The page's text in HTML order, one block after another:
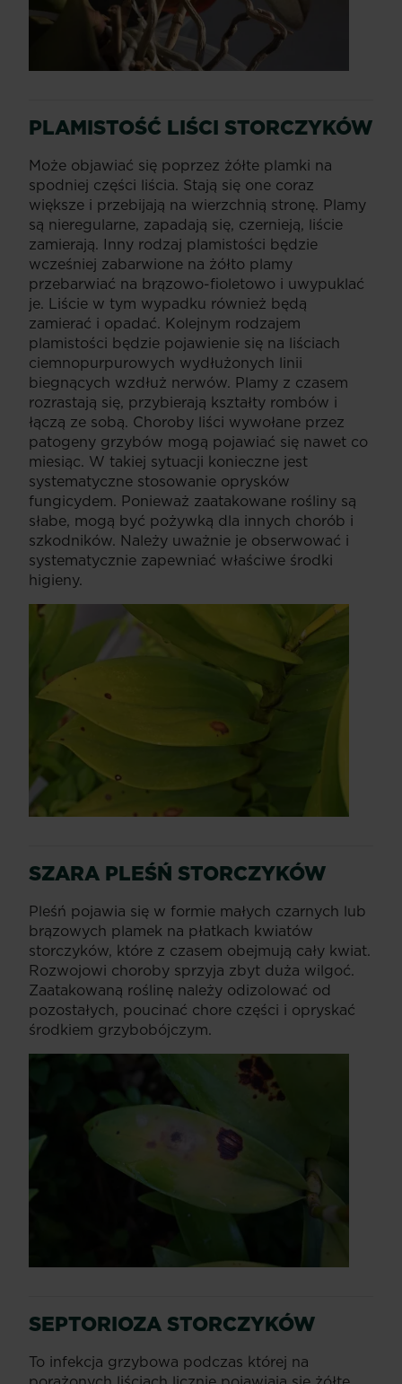
PLAMISTOŚĆ LIŚCI STORCZYKÓW
Może objawiać się poprzez żółte plamki na
spodniej części liścia. Stają się one coraz
większe i przebijają na wierzchnią stronę. Plamy
są nieregularne, zapadają się, czernieją, liście
zamierają. Inny rodzaj plamistości będzie
wcześniej zabarwione na żółto plamy
przebarwiać na brązowo-fioletowo i uwypuklać
je. Liście w tym wypadku również będą
zamierać i opadać. Kolejnym rodzajem
plamistości będzie pojawienie się na liściach
ciemnopurpurowych wydłużonych linii
biegnących wzdłuż nerwów. Plamy z czasem
rozrastają się, przybierają kształty rombów i
łączą ze sobą. Choroby liści wywołane przez
patogeny grzybów mogą pojawiać się nawet co
miesiąc. W takiej sytuacji konieczne jest
systematyczne stosowanie oprysków
fungicydem. Ponieważ zaatakowane rośliny są
słabe, mogą być pożywką dla innych chorób i
szkodników. Należy uważnie je obserwować i
systematycznie zapewniać właściwe środki
higieny.
SZARA PLEŚŃ STORCZYKÓW
Pleśń pojawia się w formie małych czarnych lub
brązowych plamek na płatkach kwiatów
storczyków, które z czasem obejmują cały kwiat.
Rozwojowi choroby sprzyja zbyt duża wilgoć.
Zaatakowaną roślinę należy odizolować od
pozostałych, poucinać chore części i opryskać
środkiem grzybobójczym.
SEPTORIOZASTORCZYKÓW
To infekcja grzybowa podczas której na